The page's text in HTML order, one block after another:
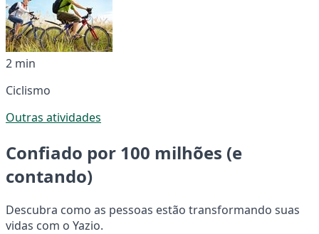
2 min
Ciclismo
Outras atividades
Confiado por 100 milhões (e
contando)
Descubra como as pessoas estão transformando suas
vidas com o Yazio.